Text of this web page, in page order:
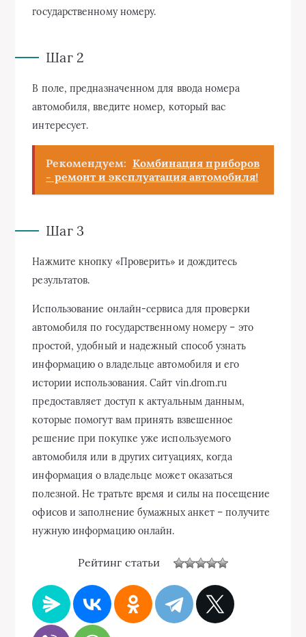
государственному номеру.
Шаг 2
В поле, предназначенном для ввода номера
автомобиля, введите номер, который вас
интересует.
Рекомендуем: Комбинация приборов
- ремонт и эксплуатация автомобиля!
Шаг 3
Нажмите кнопку «Проверить» и дождитесь
результатов.
Использование онлайн-сервиса для проверки
автомобиля по государственному номеру – это
простой, удобный и надежный способ узнать
информацию о владельце автомобиля и его
истории использования. Сайт vin.drom.ru
предоставляет доступ к актуальным данным,
которые помогут вам принять взвешенное
решение при покупке уже используемого
автомобиля или в других ситуациях, когда
информация о владельце может оказаться
полезной. Не тратьте время и силы на посещение
офисов и заполнение бумажных анкет – получите
нужную информацию онлайн.
Рейтинг статьи